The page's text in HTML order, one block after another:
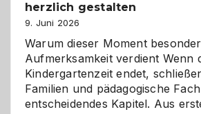
herzlich gestalten
9. Juni 2026
Warum dieser Moment
Aufmerksamkeit verdient Wenn
Kindergartenzeit endet,
Familien und pädagogische
entscheidendes Kapitel. Aus